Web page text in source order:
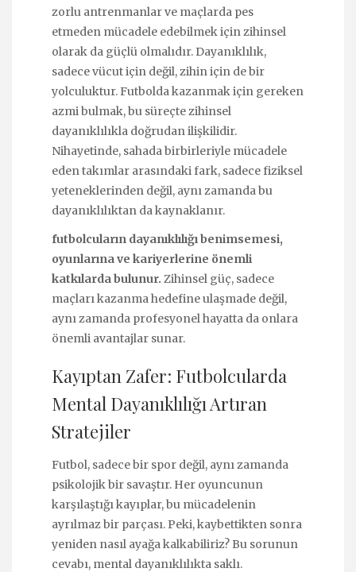
zorlu antrenmanlar ve maçlarda pes
etmeden mücadele edebilmek için zihinsel
olarak da güçlü olmalıdır. Dayanıklılık,
sadece vücut için değil, zihin için de bir
yolculuktur. Futbolda kazanmak için gereken
azmi bulmak, bu süreçte zihinsel
dayanıklılıkla doğrudan ilişkilidir.
Nihayetinde, sahada birbirleriyle mücadele
eden takımlar arasındaki fark, sadece fiziksel
yeteneklerinden değil, aynı zamanda bu
dayanıklılıktan da kaynaklanır.
futbolcuların dayanıklılığı benimsemesi,
oyunlarına ve kariyerlerine önemli
katkılarda bulunur. Zihinsel güç, sadece
maçları kazanma hedefine ulaşmade değil,
aynı zamanda profesyonel hayatta da onlara
önemli avantajlar sunar.
Kayıptan Zafer: Futbolcularda
Mental Dayanıklılığı Artıran
Stratejiler
Futbol, sadece bir spor değil, aynı zamanda
psikolojik bir savaştır. Her oyuncunun
karşılaştığı kayıplar, bu mücadelenin
ayrılmaz bir parçası. Peki, kaybettikten sonra
yeniden nasıl ayağa kalkabiliriz? Bu sorunun
cevabı, mental dayanıklılıkta saklı.